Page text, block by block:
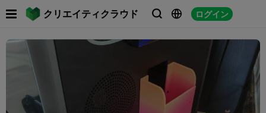
クリエイティクラウド   ログイン
 